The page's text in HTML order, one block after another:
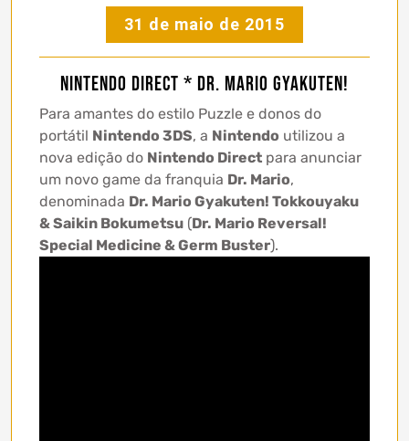
31 de maio de 2015
Nintendo Direct * Dr. Mario Gyakuten!
Para amantes do estilo Puzzle e donos do
portátil Nintendo 3DS, a Nintendo utilizou a
nova edição do Nintendo Direct para anunciar
um novo game da franquia Dr. Mario,
denominada Dr. Mario Gyakuten! Tokkouyaku
& Saikin Bokumetsu (Dr. Mario Reversal!
Special Medicine & Germ Buster).